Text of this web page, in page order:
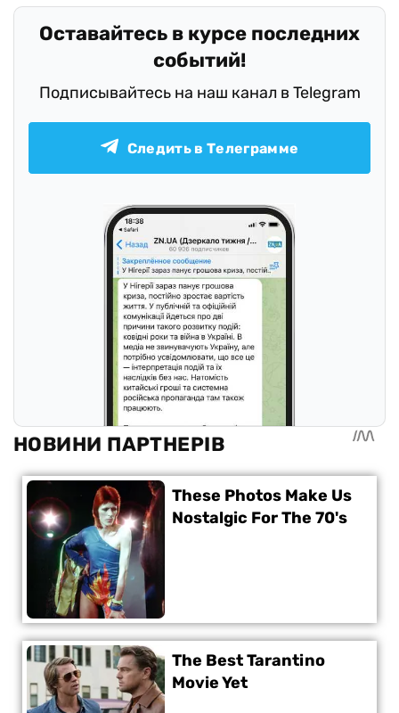
Оставайтесь в курсе последних
событий!
Подписывайтесь на наш канал в Telegram
Следить в Телеграмме